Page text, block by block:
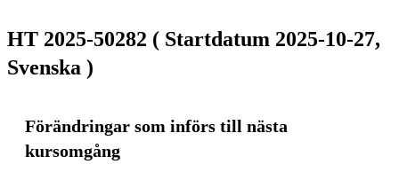
HT 2025-50282 ( Startdatum 2025-10-27,
Svenska )
Förändringar som införs till nästa
kursomgång